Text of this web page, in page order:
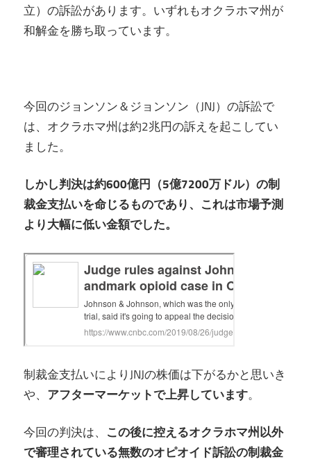
立）の訴訟があります。いずれもオクラホマ州が
和解金を勝ち取っています。
今回のジョンソン＆ジョンソン（JNJ）の訴訟で
は、オクラホマ州は約2兆円の訴えを起こしてい
ました。
しかし判決は約600億円（5億7200万ドル）の制
裁金支払いを命じるものであり、これは市場予測
より大幅に低い金額でした。
制裁金支払いによりJNJの株価は下がるかと思いき
や、 アフターマーケットで上昇しています。
今回の判決は、 この後に控えるオクラホマ州以外
で審理されている無数のオピオイド訴訟の制裁金